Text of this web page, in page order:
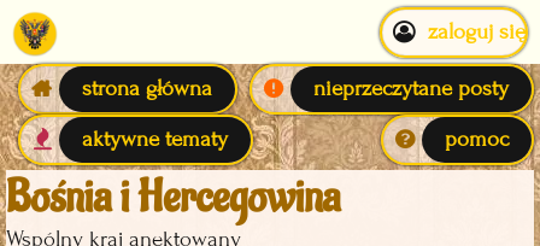
zaloguj się
strona główna
nieprzeczytane posty
aktywne tematy
pomoc
Bośnia i Hercegowina
Wspólny kraj anektowany